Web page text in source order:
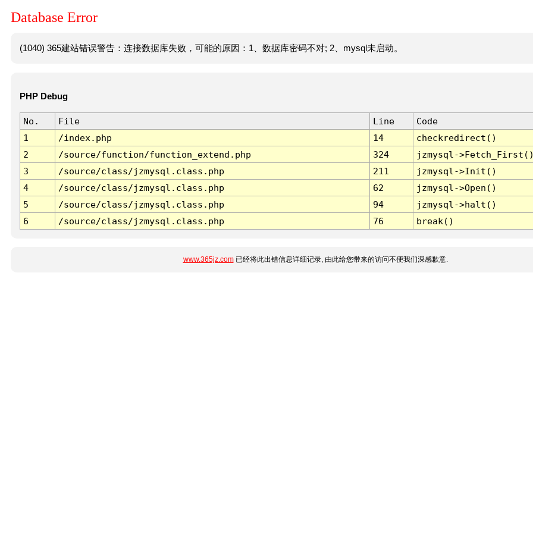
Database Error
(1040) 365建站错误警告：连接数据库失败，可能的原因：1、数据库密码不对; 2、mysql未启动。
PHP Debug
No. File Line
Code
1
/index.php 14
checkredirect()
2
/source/function/function_extend.php 324
jzmysql-
3
/source/class/jzmysql.class.php 211
jzmysql->Init()
4
/source/class/jzmysql.class.php 62
jzmysql->Open()
5
/source/class/jzmysql.class.php 94
jzmysql->halt()
6
/source/class/jzmysql.class.php 76 break()
www.365jz.com已经将此出错信息详细记录, 由此给您带来的访问不便我们深感歉意.